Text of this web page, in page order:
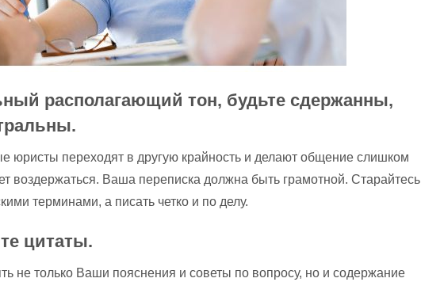
располагающий тон, будьте сдержанны,
юристы переходят в другую крайность и делают общение слишком
воздержаться. Ваша переписка должна быть грамотной. Старайтесь
терминами, а писать четко и по делу.
цитаты.
не только Ваши пояснения и советы по вопросу, но и содержание